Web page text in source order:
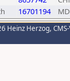
16701194
Heinz Herzog,